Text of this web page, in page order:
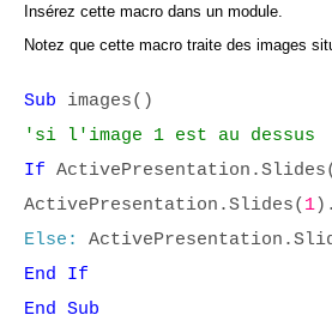
Insérez cette macro dans un module.
Notez que cette macro traite des images
Sub images()
'si l'image 1 est au dessus
If ActivePresentation.Slides(
ActivePresentation.Slides( 1
Else:
End If
End Sub